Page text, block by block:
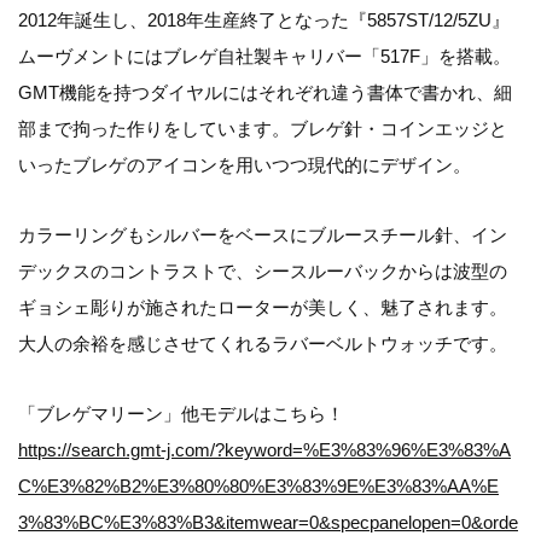
2012年誕生し、2018年生産終了となった『5857ST/12/5ZU』
ムーヴメントにはブレゲ自社製キャリバー「517F」を搭載。
GMT機能を持つダイヤルにはそれぞれ違う書体で書かれ、細
部まで拘った作りをしています。ブレゲ針・コインエッジと
いったブレゲのアイコンを用いつつ現代的にデザイン。
カラーリングもシルバーをベースにブルースチール針、イン
デックスのコントラストで、シースルーバックからは波型の
ギョシェ彫りが施されたローターが美しく、魅了されます。
大人の余裕を感じさせてくれるラバーベルトウォッチです。
「ブレゲマリーン」他モデルはこちら！
https://search.gmt-j.com/?keyword=%E3%83%96%E3%83%A
C%E3%82%B2%E3%80%80%E3%83%9E%E3%83%AA%E
3%83%BC%E3%83%B3&itemwear=0&specpanelopen=0&orde